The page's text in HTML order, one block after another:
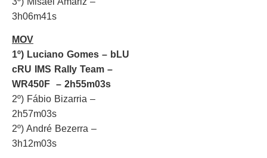
3h06m41s
MOV
1º) Luciano Gomes – bLU
cRU IMS Rally Team –
WR450F – 2h55m03s
2º) Fábio Bizarria –
2h57m03s
2º) André Bezerra –
3h12m03s